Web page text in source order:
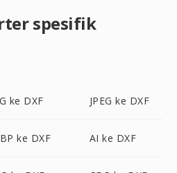
spesifik
ke DXF JPEG ke DXF
ke DXF AI ke DXF